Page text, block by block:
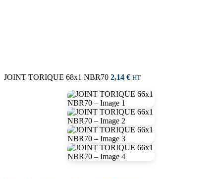
JOINT TORIQUE 68x1 NBR70 2,14 € HT